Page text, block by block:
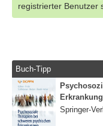
registrierter Benutzer
Buch-Tipp
Springer-